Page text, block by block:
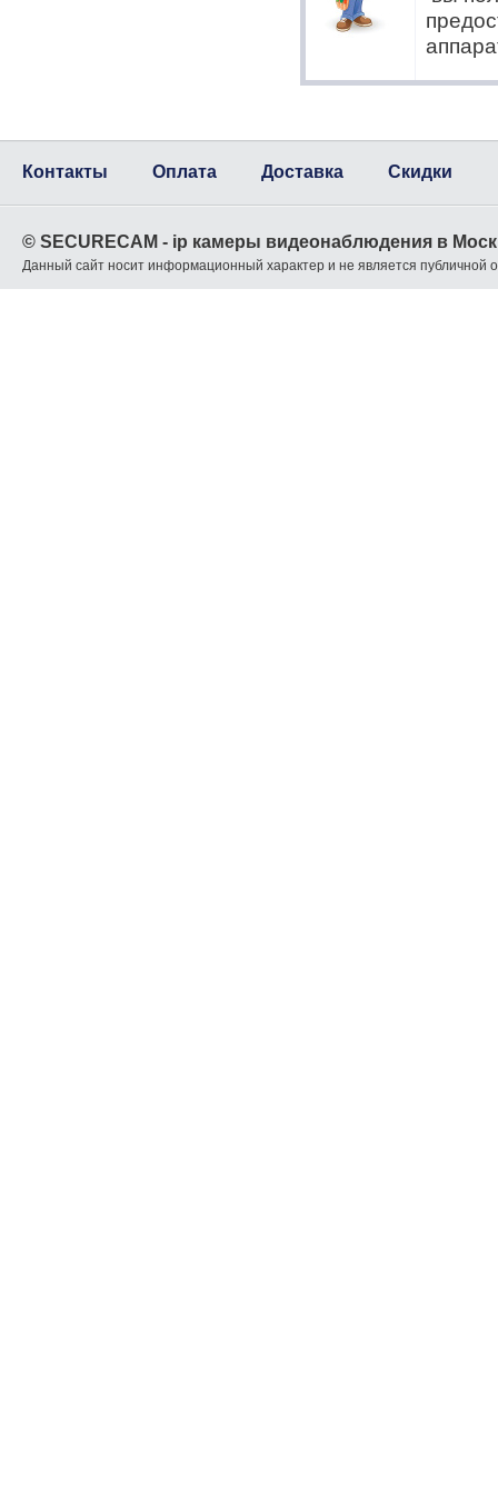
Контакты Оплата Доставка Скидки
© SECURECAM - ip камеры видеонаблюдения в
Данный сайт носит информационный характер и не является публичной